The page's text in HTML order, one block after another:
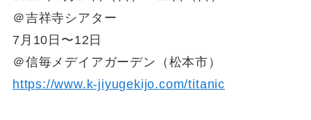
＠吉祥寺シアター
7月10日〜12日
＠信毎メデイアガーデン（松本市）
https://www.k-jiyugekijo.com/titanic